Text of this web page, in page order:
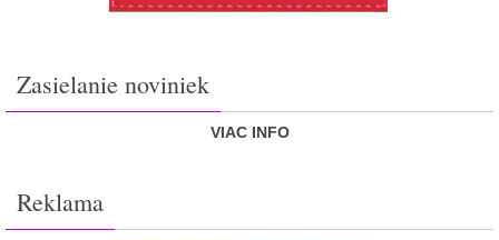
Zasielanie noviniek
VIAC INFO
Reklama